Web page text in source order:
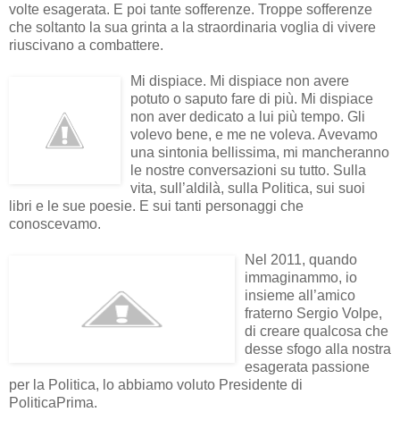
volte esagerata. E poi tante sofferenze. Troppe sofferenze
che soltanto la sua grinta a la straordinaria voglia di vivere
riuscivano a combattere.
Mi dispiace. Mi dispiace non avere
potuto o saputo fare di più. Mi dispiace
non aver dedicato a lui più tempo. Gli
volevo bene, e me ne voleva. Avevamo
una sintonia bellissima, mi mancheranno
le nostre conversazioni su tutto. Sulla
vita, sull’aldilà, sulla Politica, sui suoi
libri e le sue poesie. E sui tanti personaggi che
conoscevamo.
Nel 2011, quando
immaginammo, io
insieme all’amico
fraterno Sergio Volpe,
di creare qualcosa che
desse sfogo alla nostra
esagerata passione
per la Politica, lo abbiamo voluto Presidente di
PoliticaPrima.